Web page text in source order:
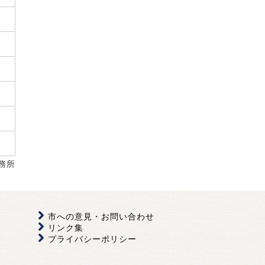
所
市への意見・お問い合わせ
リンク集
プライバシーポリシー